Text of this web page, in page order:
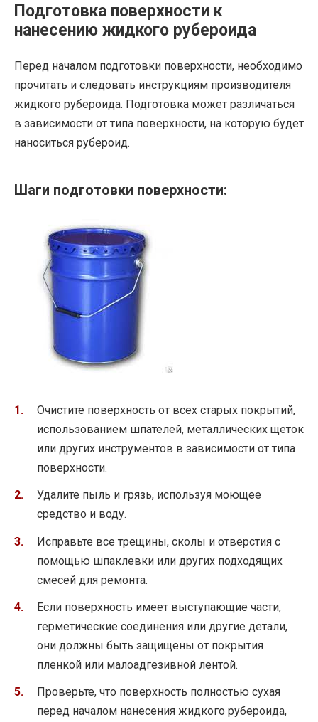
Подготовка поверхности к
нанесению жидкого рубероида
Перед началом подготовки поверхности, необходимо
прочитать и следовать инструкциям производителя
жидкого рубероида. Подготовка может различаться
в зависимости от типа поверхности, на которую будет
наноситься рубероид.
Шаги подготовки поверхности:
Очистите поверхность от всех старых покрытий,
использованием шпателей, металлических щеток
или других инструментов в зависимости от типа
поверхности.
Удалите пыль и грязь, используя моющее
средство и воду.
Исправьте все трещины, сколы и отверстия с
помощью шпаклевки или других подходящих
смесей для ремонта.
Если поверхность имеет выступающие части,
герметические соединения или другие детали,
они должны быть защищены от покрытия
пленкой или малоадгезивной лентой.
Проверьте, что поверхность полностью сухая
перед началом нанесения жидкого рубероида,